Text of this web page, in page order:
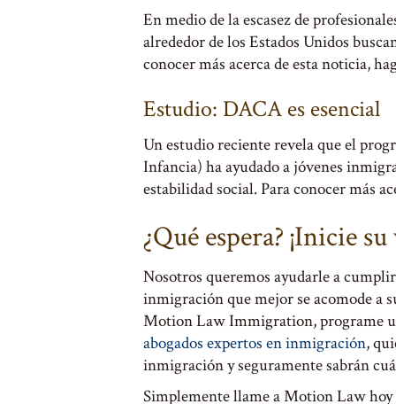
En medio de la escasez de
alrededor de los Estados Unidos
conocer más acerca de esta noticia,
Estudio: DACA es esencial
Un estudio reciente revela que el
Infancia) ha ayudado a jóvenes
estabilidad social. Para conocer más
¿Qué espera? ¡Inicie
Nosotros queremos ayudarle a
inmigración que mejor se acomode a
Motion Law Immigration, programe
abogados expertos en inmigración,
inmigración y seguramente sabrán
Simplemente llame a Motion Law